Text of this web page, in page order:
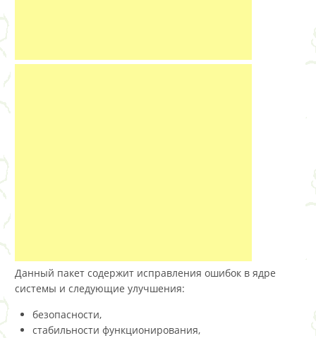
Данный пакет содержит исправления ошибок в ядре
системы и следующие улучшения:
безопасности,
стабильности функционирования,